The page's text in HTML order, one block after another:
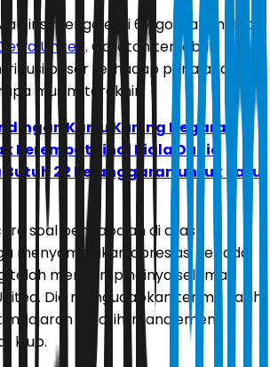
mengoleksi 67 gol dalam tiga
United. Catatan tersebut
besar terhadap perjalanan
musim terakhir.
Kartu Kuning Negara
Perempat Final Piala Dunia
22 Pelanggaran untuk Satu
soal pencapaian di atas
menyampaikan apresiasi kepada
telah mendampinginya selama
Dia mengucapkan terima kasih
jajaran pelatih, manajemen,
klub.